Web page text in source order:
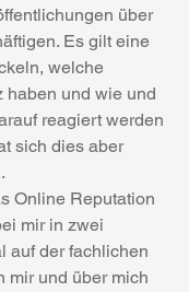
über
Es gilt eine
welche
haben und wie und
reagiert werden
sich dies aber
Online Reputation
mir in zwei
auf der fachlichen
mir und über mich